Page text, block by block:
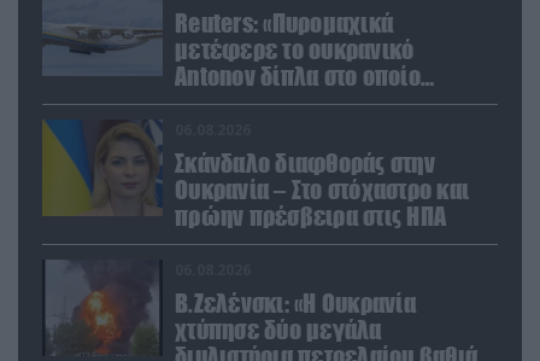
Reuters: «Πυρομαχικά
μετέφερε το ουκρανικό
Antonov δίπλα στο οποίο
βρέθηκε το drone στη Λειψία»
Σκάνδαλο διαφθοράς στην
Ουκρανία – Στο στόχαστρο και
πρώην πρέσβειρα στις ΗΠΑ
Β.Ζελένσκι: «Η Ουκρανία
χτύπησε δύο μεγάλα